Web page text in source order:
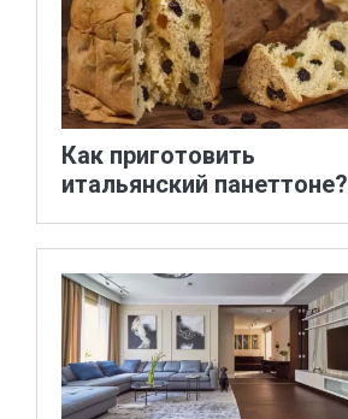
Как приготовить
итальянский панеттоне?